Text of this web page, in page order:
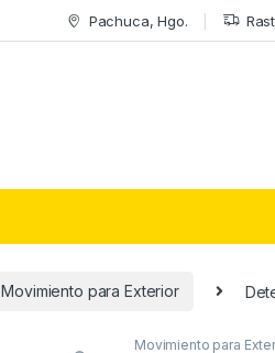
Pachuca, Hgo.
Movimiento para Exterior
Movimiento para